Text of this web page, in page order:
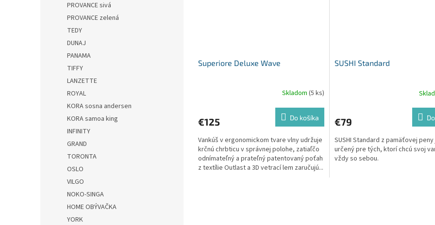
PROVANCE sivá
PROVANCE zelená
TEDY
DUNAJ
PANAMA
TIFFY
LANZETTE
ROYAL
KORA sosna andersen
KORA samoa king
INFINITY
GRAND
TORONTA
OSLO
VILGO
NOKO-SINGA
HOME OBÝVAČKA
YORK
Superiore Deluxe Wave
Skladom (5 ks)
€125 Do košíka
Vankúš v ergonomickom tvare vlny udržuje
krčnú chrbticu v správnej polohe, zatiaľčo
odnímateľný a prateľný patentovaný poťah
z textílie Outlast a 3D vetrací lem zaručujú...
SUSHI Standard
€79
SUSHI Standard z pamäťovej peny
určený pre tých, ktorí chcú svoj
vždy so sebou.